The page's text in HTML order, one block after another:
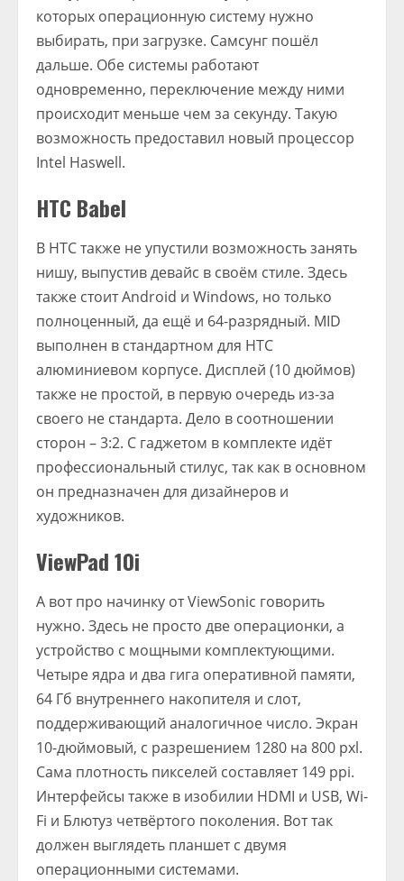
которых операционную систему нужно
выбирать, при загрузке. Самсунг пошёл
дальше. Обе системы работают
одновременно, переключение между ними
происходит меньше чем за секунду. Такую
возможность предоставил новый процессор
Intel Haswell.
HTC Babel
В HTC также не упустили возможность занять
нишу, выпустив девайс в своём стиле. Здесь
также стоит Android и Windows, но только
полноценный, да ещё и 64-разрядный. MID
выполнен в стандартном для HTC
алюминиевом корпусе. Дисплей (10 дюймов)
также не простой, в первую очередь из-за
своего не стандарта. Дело в соотношении
сторон – 3:2. С гаджетом в комплекте идёт
профессиональный стилус, так как в основном
он предназначен для дизайнеров и
художников.
ViewPad 10i
А вот про начинку от ViewSonic говорить
нужно. Здесь не просто две операционки, а
устройство с мощными комплектующими.
Четыре ядра и два гига оперативной памяти,
64 Гб внутреннего накопителя и слот,
поддерживающий аналогичное число. Экран
10-дюймовый, с разрешением 1280 на 800 pxl.
Сама плотность пикселей составляет 149 ppi.
Интерфейсы также в изобилии HDMI и USB, Wi-
Fi и Блютуз четвёртого поколения. Вот так
должен выглядеть планшет с двумя
операционными системами.